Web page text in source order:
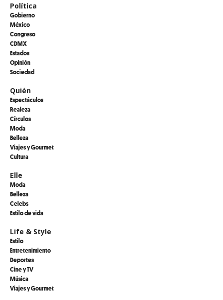
Política
Gobierno
México
Congreso
CDMX
Estados
Opinión
Sociedad
Quién
Espectáculos
Realeza
Círculos
Moda
Belleza
Viajes y Gourmet
Cultura
Elle
Moda
Belleza
Celebs
Estilo de vida
Life & Style
Estilo
Entretenimiento
Deportes
Cine y TV
Música
Viajes y Gourmet